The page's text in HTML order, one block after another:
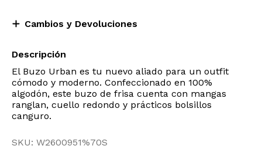
Cambios y Devoluciones
Descripción
El Buzo Urban es tu nuevo aliado para un outfit
cómodo y moderno. Confeccionado en 100%
algodón, este buzo de frisa cuenta con mangas
ranglan, cuello redondo y prácticos bolsillos
canguro.
SKU: W2600951%70S